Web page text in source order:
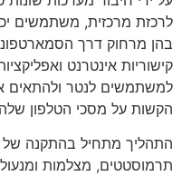
לרכזת מרכזית, משתמשים
בהן מרחוק דרך
קישוריות אינטרנט
למשתמשים לנטר
הקשות על מסכי הטלפון
התהליך מתחיל בהתקנה של
תרמוסטטים, מצלמות